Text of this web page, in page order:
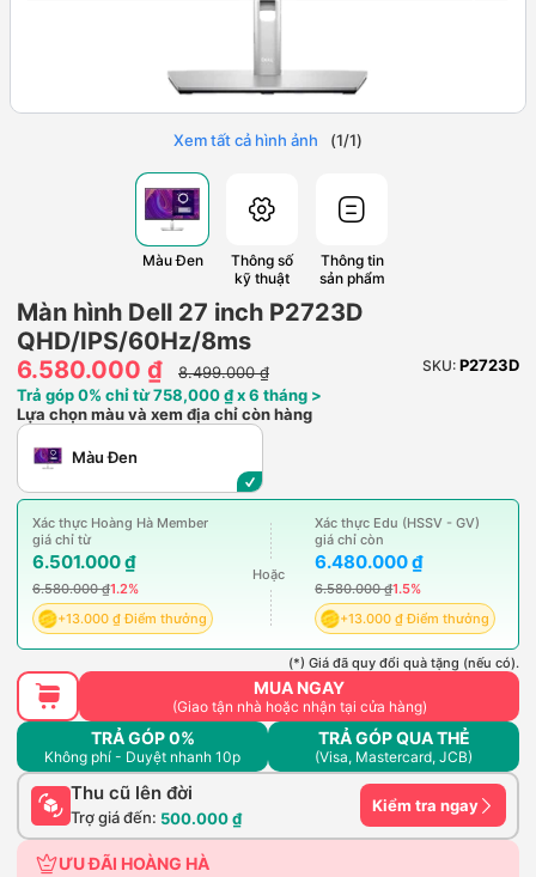
Xem tất cả hình ảnh (1/1)
Màu Đen
Thông số
kỹ thuật
Thông tin
sản phẩm
Màn hình Dell 27 inch P2723D
QHD/IPS/60Hz/8ms
6.580.000 ₫
8.499.000 ₫ SKU: P2723D
Trả góp 0% chỉ từ 758,000 ₫ x 6 tháng >
Lựa chọn màu và xem địa chỉ còn hàng
Màu Đen
Xác thực Hoàng Hà Member
giá chỉ từ
6.501.000 ₫
6.580.000 ₫1.2%
+13.000 ₫ Điểm thưởng
Hoặc
Xác thực Edu (HSSV - GV)
giá chỉ còn
6.480.000 ₫
6.580.000 ₫1.5%
+13.000 ₫ Điểm thưởng
(*) Giá đã quy đổi quà tặng (nếu có).
MUA NGAY
(Giao tận nhà hoặc nhận tại cửa hàng)
TRẢ GÓP 0%
Không phí - Duyệt nhanh 10p
TRẢ GÓP QUA THẺ
(Visa, Mastercard, JCB)
Thu cũ lên đời
Trợ giá đến: 500.000 ₫
Kiểm tra ngay
ƯU ĐÃI HOÀNG HÀ